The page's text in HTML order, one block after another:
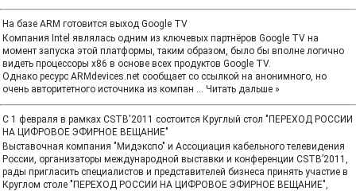
На базе ARM готовится выход Google TV
Компания Intel являлась одним из ключевых партнёров Google TV на
момент запуска этой платформы, таким образом, было бы вполне логично
видеть процессоры x86 в основе всех продуктов Google TV.
Однако ресурс ARMdevices.net сообщает со ссылкой на анонимного, но
очень авторитетного источника из компан ... Читать дальше »
С 1 февраля в рамках CSTB'2011 состоится Круглый стол "ПЕРЕХОД РОССИИ
НА ЦИФРОВОЕ ЭФИРНОЕ ВЕЩАНИЕ"
Выставочная компания "Мидэкспо" и Ассоциация кабельного телевидения
России, организаторы международной выставки и конференции CSTB’2011,
рады пригласить специалистов и представителей бизнеса принять участие в
Круглом столе "ПЕРЕХОД РОССИИ НА ЦИФРОВОЕ ЭФИРНОЕ ВЕЩАНИЕ",